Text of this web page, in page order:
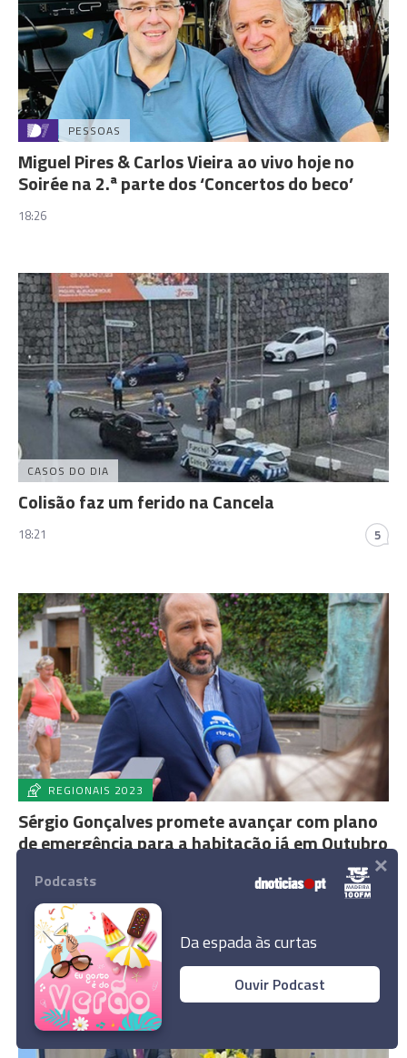
PESSOAS
Miguel Pires & Carlos Vieira ao vivo hoje no
Soirée na 2.ª parte dos ‘Concertos do beco’
18:26
CASOS DO DIA
Colisão faz um ferido na Cancela
18:21 5
REGIONAIS 2023
Sérgio Gonçalves promete avançar com plano
de emergência para a habitação já em Outubro
18:08Podcasts
Da espada às curtas
Ouvir Podcast
×